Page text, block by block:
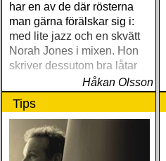
har en av de där rösterna
man gärna förälskar sig i:
med lite jazz och en skvätt
Norah Jones i mixen. Hon
skriver dessutom bra låtar
Håkan Olsson
Tips